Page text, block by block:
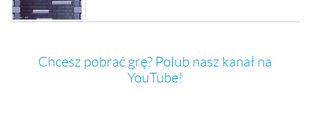
Chcesz pobrać grę? Polub nasz kanał na
YouTube!